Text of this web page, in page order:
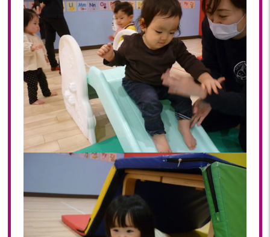
2018年 08月(19)
2018年 07月(20)
2018年 06月(21)
2018年 05月(11)